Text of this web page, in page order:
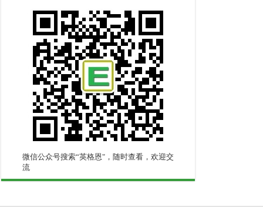
微信公众号搜索“英格恩"，随时查看，欢迎交
流